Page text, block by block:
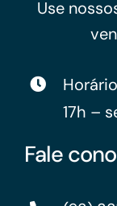
Use
17h –
Fale